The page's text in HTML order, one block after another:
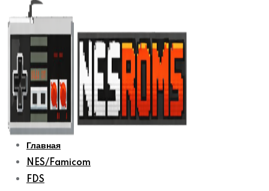
Главная
NES/Famicom
FDS